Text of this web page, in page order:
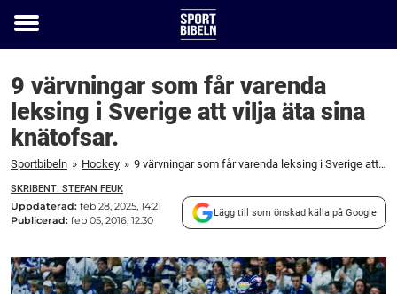
Toggle
9 värvningar som får varenda
leksing i Sverige att vilja äta sina
knätofsar.
Sportbibeln » Hockey » 9 värvningar som får varenda leksing i Sverige att vilja äta sina knätofsar.
SKRIBENT: STEFAN FEUK
Uppdaterad: feb 28, 2025, 14:21
Publicerad: feb 05, 2016, 12:30
Lägg till som önskad källa på Google